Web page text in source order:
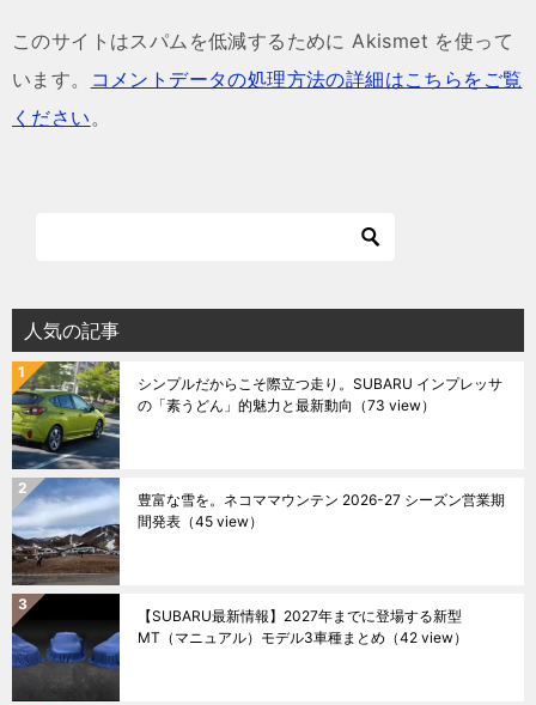
このサイトはスパムを低減するために Akismet を使って
います。
コメントデータの処理方法の詳細はこちらをご覧
ください 。
人気の記事
シンプルだからこそ際立つ走り。SUBARU インプレッサ
の「素うどん」的魅力と最新動向 （73 view）
豊富な雪を。ネコママウンテン 2026-27 シーズン営業期
間発表 （45 view）
【SUBARU最新情報】2027年までに登場する新型
MT（マニュアル）モデル3車種まとめ （42 view）